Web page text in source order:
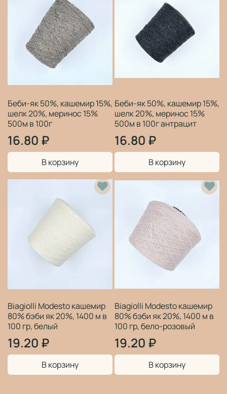
Беби-як 50%, кашемир 15%,
шелк 20%, меринос 15%
500м в 100г
16.80 ₽
В корзину
Беби-як 50%, кашемир 15%,
шелк 20%, меринос 15%
500м в 100г антрацит
16.80 ₽
В корзину
Biagiolli Modesto кашемир
80% бэби як 20%, 1400 м в
100 гр, белый
19.20 ₽
В корзину
Biagiolli Modesto кашемир
80% бэби як 20%, 1400 м в
100 гр, бело-розовый
19.20 ₽
В корзину